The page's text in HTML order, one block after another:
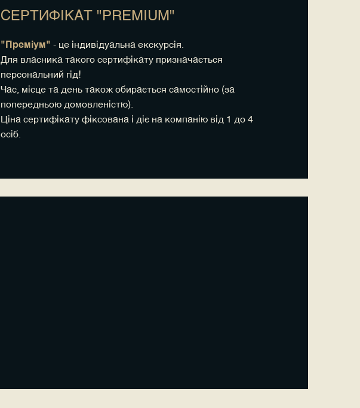
СЕРТИФІКАТ "PREMIUM"
"Преміум" - це індивідуальна екскурсія.
Для власника такого сертифікату призначається
персональний гід!
Час, місце та день також обирається самостійно (за
попередньою домовленістю).
Ціна сертифікату фіксована і діє на компанію від 1 до 4
осіб.